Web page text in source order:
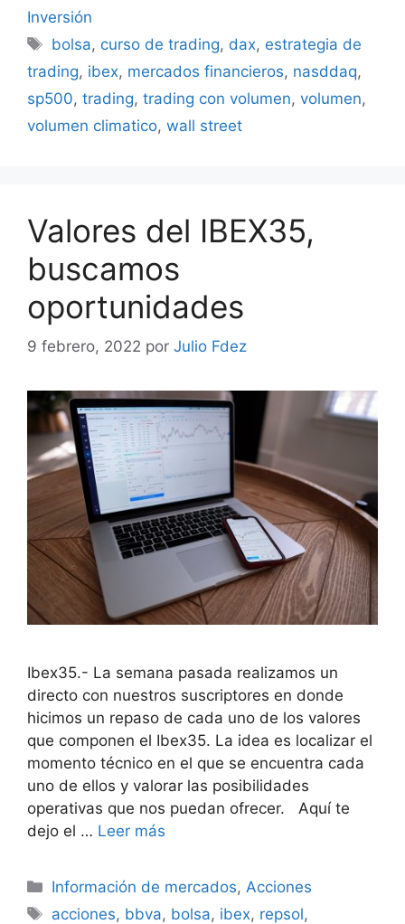
Inversión
Etiquetas
bolsa, curso de trading, dax, estrategia de
trading, ibex, mercados financieros, nasddaq,
sp500, trading, trading con volumen, volumen,
volumen climatico, wall street
Valores del IBEX35,
buscamos
oportunidades
9 febrero, 2022 por Julio Fdez
Ibex35.- La semana pasada realizamos un
directo con nuestros suscriptores en donde
hicimos un repaso de cada uno de los valores
que componen el Ibex35. La idea es localizar el
momento técnico en el que se encuentra cada
uno de ellos y valorar las posibilidades
operativas que nos puedan ofrecer. Aquí te
dejo el … Leer más
Categorías
Información de mercados, Acciones
Etiquetas
acciones, bbva, bolsa, ibex, repsol,